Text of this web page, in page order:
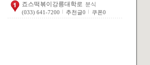
죠스떡볶이강릉대학로 분식
(033) 641-7200
추천글0 쿠폰0